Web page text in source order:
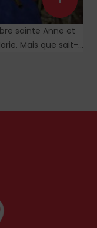
sainte Anne et
Mais que sait-
célèbre